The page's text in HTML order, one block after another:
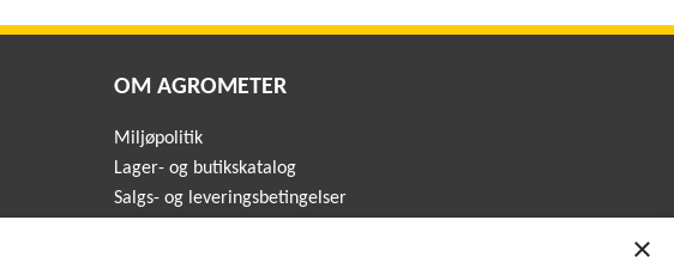
OM AGROMETER
Miljøpolitik
Lager- og butikskatalog
Salgs- og leveringsbetingelser
×